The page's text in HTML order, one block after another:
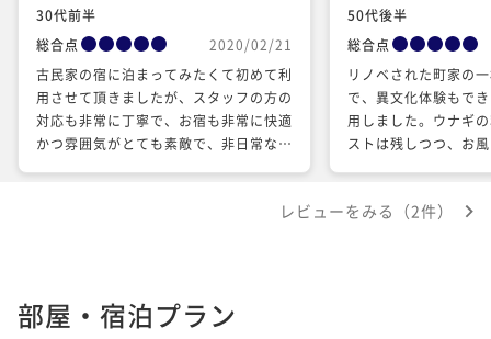
30代前半
総合点
2020/02/21
古民家の宿に泊まってみたくて初めて利
用させて頂きましたが、スタッフの方の
対応も非常に丁寧で、お宿も非常に快適
かつ雰囲気がとても素敵で、非日常な時
みたいです。ありがとうございました。
50代後半
総合点
リノベされた町家の
で、異文化体験もで
用しました。ウナギ
ストは残しつつ、お
りわけ不便というほ
レビューをみる（2件）
部屋・宿泊プラン